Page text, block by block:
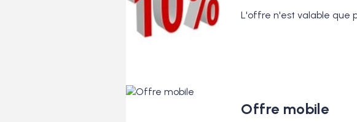
L'offre n'est valable que
Offre mobile